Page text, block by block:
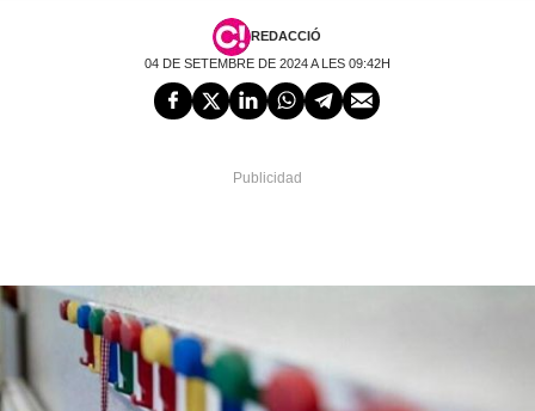
REDACCIÓ
04 DE SETEMBRE DE 2024 A LES 09:42H